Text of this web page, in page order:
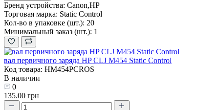
Бренд устройства: Canon,HP
Торговая марка: Static Control
Кол-во в упаковке (шт.): 20
Минимальный заказ (шт.): 1
вал первичного заряда HP CLJ M454 Static Control
Код товара: HM454PCROS
В наличии
0
135.00 грн